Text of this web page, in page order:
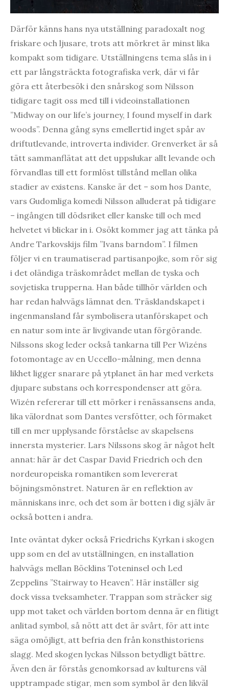
Därför känns hans nya utställning paradoxalt nog
friskare och ljusare, trots att mörkret är minst lika
kompakt som tidigare. Utställningens tema slås in i
ett par långsträckta fotografiska verk, där vi får
göra ett återbesök i den snårskog som Nilsson
tidigare tagit oss med till i videoinstallationen
”Midway on our life’s journey, I found myself in dark
woods”. Denna gång syns emellertid inget spår av
driftutlevande, introverta individer. Grenverket är så
tätt sammanflätat att det uppslukar allt levande och
förvandlas till ett formlöst tillstånd mellan olika
stadier av existens. Kanske är det – som hos Dante,
vars Gudomliga komedi Nilsson alluderat på tidigare
– ingången till dödsriket eller kanske till och med
helvetet vi blickar in i. Osökt kommer jag att tänka på
Andre Tarkovskijs film ”Ivans barndom”. I filmen
följer vi en traumatiserad partisanpojke, som rör sig
i det oländiga träskområdet mellan de tyska och
sovjetiska trupperna. Han både tillhör världen och
har redan halvvägs lämnat den. Träsklandskapet i
ingenmansland får symbolisera utanförskapet och
en natur som inte är livgivande utan förgörande.
Nilssons skog leder också tankarna till Per Wizéns
fotomontage av en Uccello-målning, men denna
likhet ligger snarare på ytplanet än har med verkets
djupare substans och korrespondenser att göra.
Wizén refererar till ett mörker i renässansens anda,
lika välordnat som Dantes versfötter, och förmaket
till en mer upplysande förståelse av skapelsens
innersta mysterier. Lars Nilssons skog är något helt
annat: här är det Caspar David Friedrich och den
nordeuropeiska romantiken som levererat
böjningsmönstret. Naturen är en reflektion av
människans inre, och det som är botten i dig själv är
också botten i andra.
Inte oväntat dyker också Friedrichs Kyrkan i skogen
upp som en del av utställningen, en installation
halvvägs mellan Böcklins Toteninsel och Led
Zeppelins ”Stairway to Heaven”. Här inställer sig
dock vissa tveksamheter. Trappan som sträcker sig
upp mot taket och världen bortom denna är en flitigt
anlitad symbol, så nött att det är svårt, för att inte
säga omöjligt, att befria den från konsthistoriens
slagg. Med skogen lyckas Nilsson betydligt bättre.
Även den är förstås genomkorsad av kulturens väl
upptrampade stigar, men som symbol är den likväl